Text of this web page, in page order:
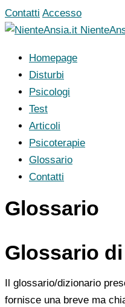
Vai
al
Contatti Accesso
Homepage
Disturbi
Psicologi
Test
Articoli
Psicoterapie
Glossario
Contatti
Glossario
Glossario
Il glossario/dizionario
fornisce una breve ma